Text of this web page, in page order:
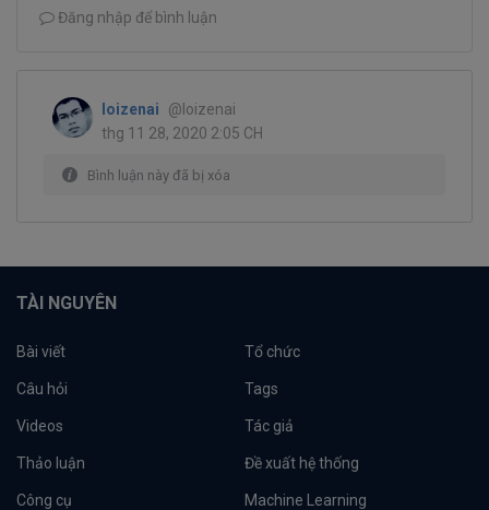
Đăng nhập để bình luận
loizenai
@loizenai
thg 11 28, 2020 2:05 CH
Bình luận này đã bị xóa
TÀI NGUYÊN
Bài viết Tổ chức
Câu hỏi Tags
Videos Tác giả
Thảo luận Đề xuất hệ thống
Công cụ Machine Learning